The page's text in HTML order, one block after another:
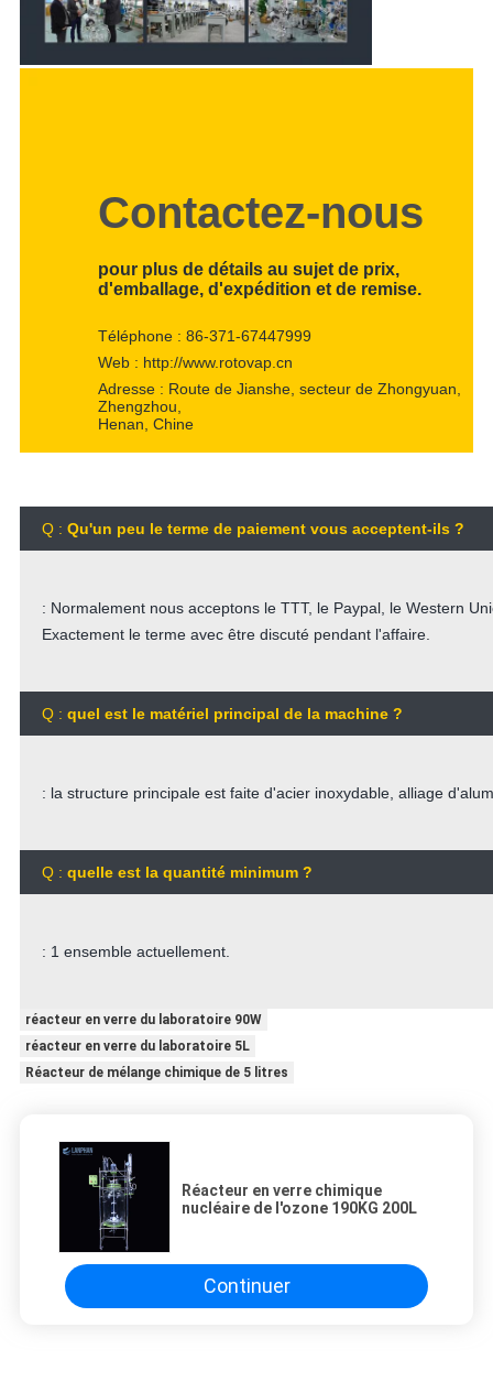
Contactez-nous
pour plus de détails au sujet de prix,
d'emballage, d'expédition et de remise.
Téléphone : 86-371-67447999
Web : http://www.rotovap.cn
Adresse : Route de Jianshe, secteur de Zhongyuan,
Zhengzhou,
Henan, Chine
Q : Qu'un peu le terme de paiement vous acceptent-ils ?
: Normalement nous acceptons le TTT, le Paypal, le Western
Exactement le terme avec être discuté pendant l'affaire.
Q : quel est le matériel principal de la machine ?
: la structure principale est faite d'acier inoxydable, alliage
Q : quelle est la quantité minimum ?
: 1 ensemble actuellement.
réacteur en verre du laboratoire 90W
réacteur en verre du laboratoire 5L
Réacteur de mélange chimique de 5 litres
Réacteur en verre chimique
nucléaire de l'ozone 190KG 200L
Continuer